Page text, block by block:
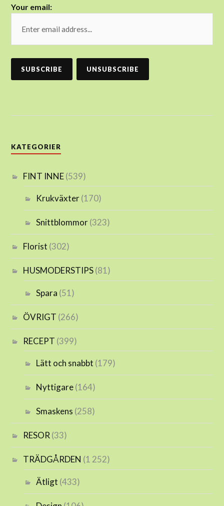
Your email:
KATEGORIER
FINT INNE(539)
Krukväxter(170)
Snittblommor(323)
Florist (302)
HUSMODERSTIPS(81)
Spara (51)
ÖVRIGT (266)
RECEPT (399)
Lätt och snabbt (179)
Nyttigare(164)
Smaskens (258)
RESOR(33)
TRÄDGÅRDEN (1 252)
Ätligt (433)